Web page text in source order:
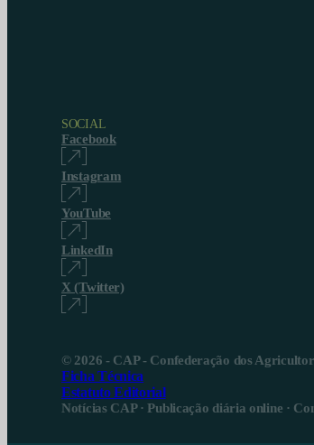
SOCIAL
Facebook
Instagram
YouTube
LinkedIn
X (Twitter)
© 2026 - CAP - Confederação dos
Ficha Técnica
Estatuto Editorial
Notícias CAP · Publicação diária online ·